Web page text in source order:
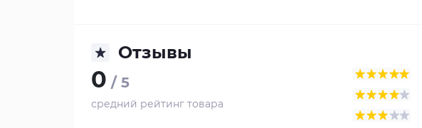
Отзывы
0 / 5
средний рейтинг товара